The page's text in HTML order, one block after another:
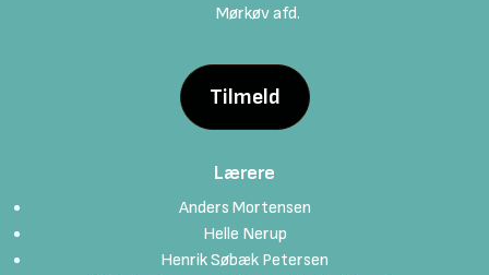
Mørkøv afd.
Tilmeld
Lærere
Anders Mortensen
Helle Nerup
Henrik Søbæk Petersen